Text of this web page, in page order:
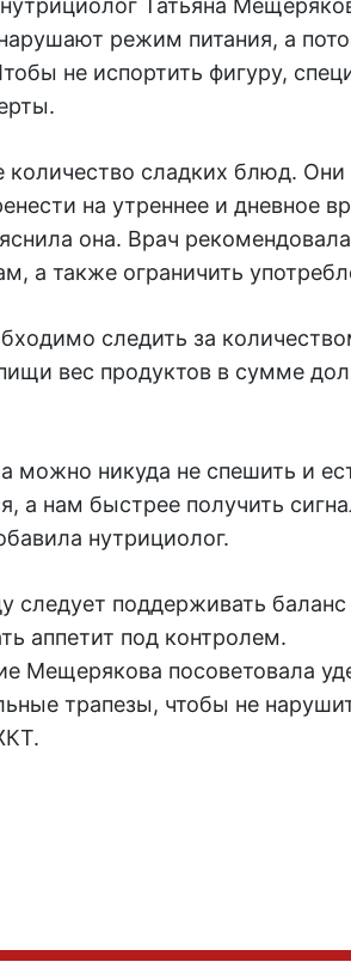
Татьяна
режим питания, а
не испортить фигуру,
количество сладких блюд.
на утреннее и дневное
она. Врач
а также ограничить
следить за
вес продуктов в сумме
можно никуда не спешить и
а нам быстрее получить
нутрициолог.
следует поддерживать
аппетит под контролем.
Мещерякова посоветовала
трапезы, чтобы не